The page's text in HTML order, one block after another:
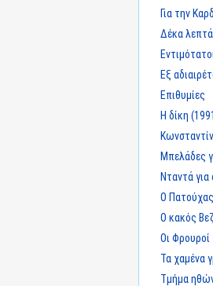
Για την
Δέκα
Εξ
Επιθυμίες
Η δίκη
Μπελάδες
Νταντά για
Ο
Ο κακός
Οι
Τα χαμένα
Τμήμα